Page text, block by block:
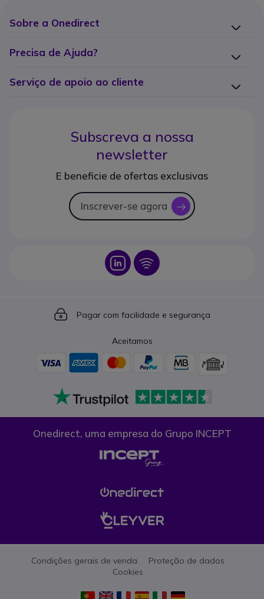
Sobre a Onedirect
Precisa de Ajuda?
Serviço de apoio ao cliente
Subscreva a nossa
newsletter
E beneficie de ofertas exclusivas
Inscrever-se agora icon
Icon Icon
Icon
Pagar com facilidade e segurança
Aceitamos
Onedirect, uma empresa do Grupo INCEPT
Condições gerais de venda
Proteção de dados
Cookies